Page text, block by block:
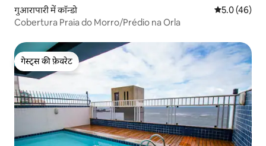
गुआरापारी में कॉन्डो औसत रेटिंग 5
5.0 (46)
Cobertura Praia do Morro/Prédio na Orla
गेस्ट्स की फ़ेवरेट
गेस्ट्स की फ़ेवरेट